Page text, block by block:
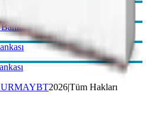
2026|Tüm Hakları